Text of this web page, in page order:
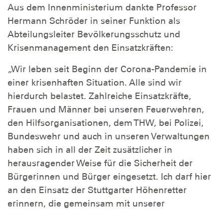
Aus dem Innenministerium dankte Professor
Hermann Schröder in seiner Funktion als
Abteilungsleiter Bevölkerungsschutz und
Krisenmanagement den Einsatzkräften:
„Wir leben seit Beginn der Corona-Pandemie in
einer krisenhaften Situation. Alle sind wir
hierdurch belastet. Zahlreiche Einsatzkräfte,
Frauen und Männer bei unseren Feuerwehren,
den Hilfsorganisationen, demTHW, bei Polizei,
Bundeswehr und auch in unseren Verwaltungen
haben sich in all der Zeit zusätzlicher in
herausragender Weise für die Sicherheit der
Bürgerinnen und Bürger eingesetzt. Ich darf hier
an den Einsatz der Stuttgarter Höhenretter
erinnern, die gemeinsam mit unserer